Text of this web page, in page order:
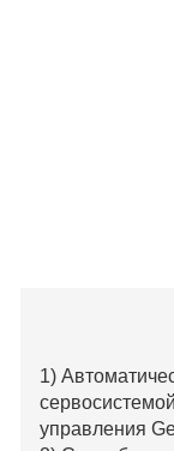
1)
управления